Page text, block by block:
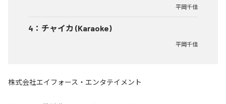
平岡千佳
4 ： チャイカ (Karaoke)
平岡千佳
株式会社エイフォース・エンタテイメント